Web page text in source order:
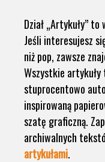
Dział „Artykuły”
Jeśli interesujesz
niż pop, zawsze
Wszystkie
stuprocentowo
inspirowaną
szatę graficzną.
archiwalnych
artykułami.